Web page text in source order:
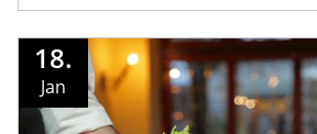
18.
Jan